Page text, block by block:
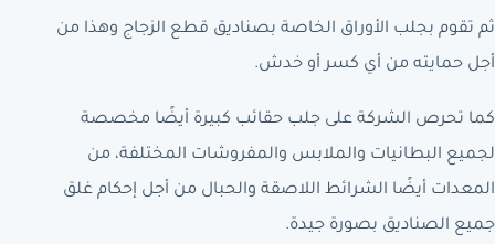
ثم تقوم بجلب الأوراق الخاصة بصناديق قطع الزجاج وهذا من
أجل حمايته من أي كسر أو خدش.
كما تحرص الشركة على جلب حقائب كبيرة أيضًا مخصصة
لجميع البطانيات والملابس والمفروشات المختلفة، من
المعدات أيضًا الشرائط اللاصقة والحبال من أجل إحكام غلق
جميع الصناديق بصورة جيدة.